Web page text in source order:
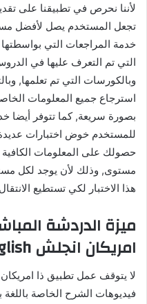
لأننا نحرص في تطبيقنا على
تجعل المستخدم يصل لأفضل
خدمة المراجعات التي
التي تم التعرف عليها في
وبالكورسات التي تم تعلمها,
استرجاع جميع المعلومات
بصورة سريعة, كما تتوفر أيضا
للمستخدم خوض اختبارات عديدة
حصولك على المعلومات
مستوى, وذلك لأن يوجد لكل
هذا الاختبار لكي تستطيع
ميزة الدردشة
امريكان انجلش ZAmericanEnglish
لا يتوقف عمل تطبيق ذا
فيديوهات الشرح الخاصة